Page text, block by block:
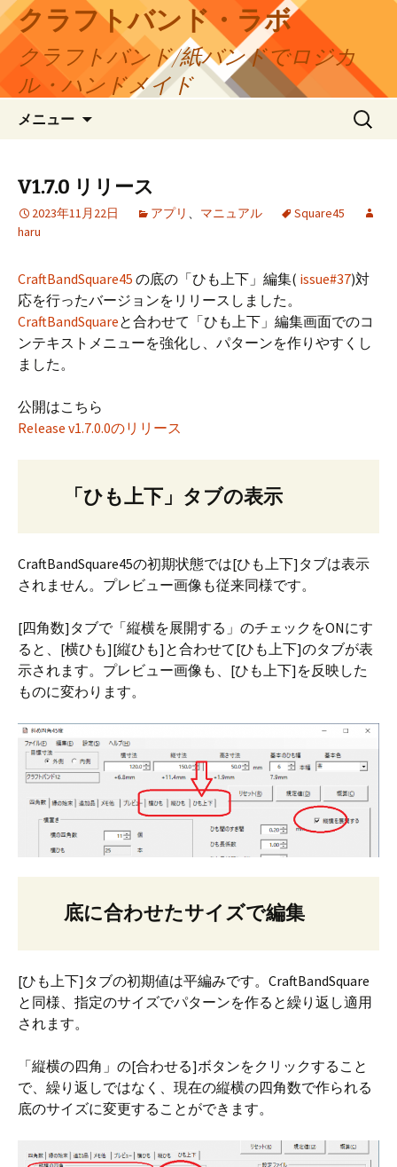
コ
ン
テ
ツ
ス
クラフトバンド・ラボ
クラフトバンド/紙バンドでロジカ
ル・ハンドメイド
メニュー
検
索:
V1.7.0 リリース
2023年11月22日 アプリ 、 マニュアル
Square45
haru
CraftBandSquare45 の底の「ひも上下」編集( issue#37)対
応を行ったバージョンをリリースしました。
CraftBandSquareと合わせて「ひも上下」編集画面でのコ
ンテキストメニューを強化し、パターンを作りやすくし
ました。
公開はこちら
Release v1.7.0.0のリリース
「ひも上下」タブの表示
CraftBandSquare45の初期状態では[ひも上下]タブは表示
されません。プレビュー画像も従来同様です。
[四角数]タブで「縦横を展開する」のチェックをONにす
ると、[横ひも][縦ひも]と合わせて[ひも上下]のタブが表
示されます。プレビュー画像も、[ひも上下]を反映した
ものに変わります。
底に合わせたサイズで編集
[ひも上下]タブの初期値は平編みです。CraftBandSquare
と同様、指定のサイズでパターンを作ると繰り返し適用
されます。
「縦横の四角」の[合わせる]ボタンをクリックすること
で、繰り返しではなく、現在の縦横の四角数で作られる
底のサイズに変更することができます。